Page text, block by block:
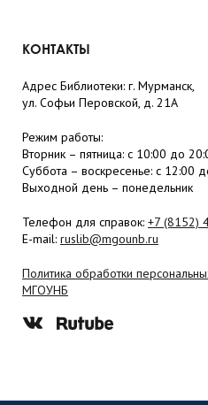
КОНТАКТЫ
Адрес Библиотеки: г. Мурманск,
ул. Софьи Перовской, д. 21А
Режим работы:
Вторник – пятница: с 10:00 до
Суббота – воскресенье: c 12:00
Выходной день – понедельник
Телефон для справок: +7 (8152)
E-mail: ruslib@mgounb.ru
Политика обработки
МГОУНБ